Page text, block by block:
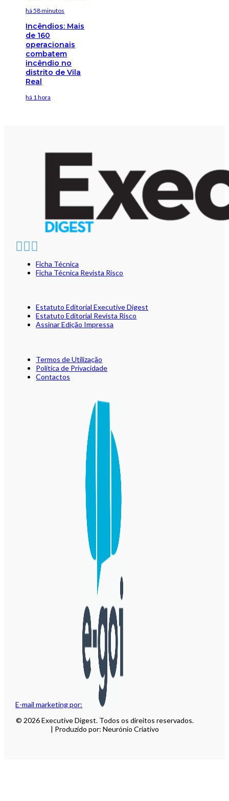
há 58 minutos
Incêndios: Mais
de 160
operacionais
combatem
incêndio no
distrito de Vila
Real
há 1 hora
E-mail marketing por:
Ficha Técnica
Ficha Técnica Revista Risco
Estatuto Editorial Executive Digest
Estatuto Editorial Revista Risco
Assinar Edição Impressa
Termos de Utilização
Política de Privacidade
Contactos
© 2026 Executive Digest. Todos os direitos reservados.
| Produzido por: Neurónio Criativo